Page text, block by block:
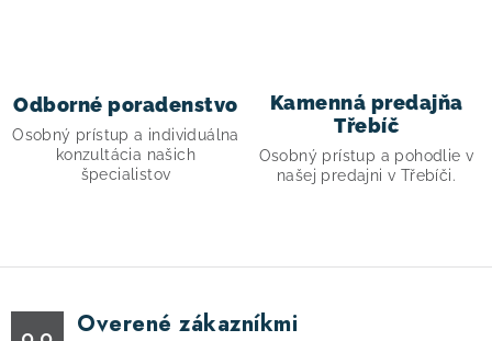
Odborné poradenstvo
Osobný prístup a individuálna
konzultácia našich
špecialistov
Kamenná predajňa
Třebíč
Osobný prístup a pohodlie v
našej predajni v Třebíči.
Overené zákazníkmi